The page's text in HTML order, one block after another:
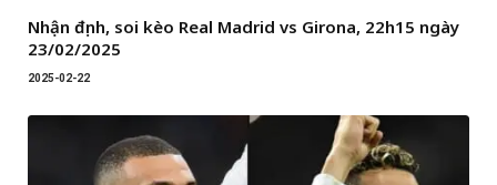
Nhận định, soi kèo Real Madrid vs Girona, 22h15 ngày
23/02/2025
2025-02-22